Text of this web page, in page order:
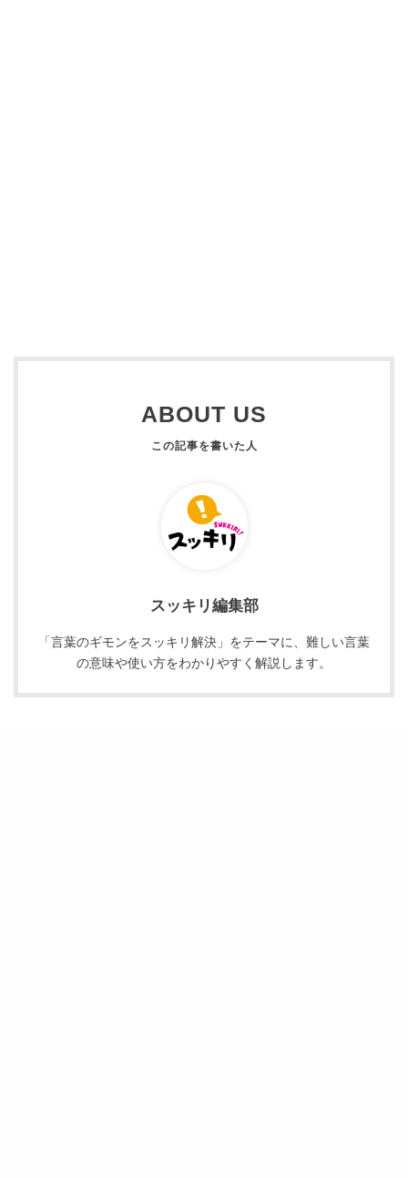
ABOUT US
スッキリ編集部
「言葉のギモンをスッキリ解決」をテーマに、難しい言葉
の意味や使い方をわかりやすく解説します。